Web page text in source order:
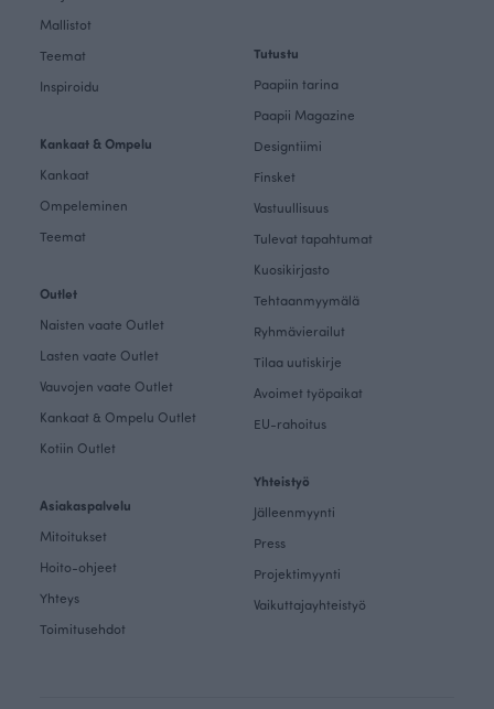
Mallistot
Teemat
Inspiroidu
Kankaat & Ompelu
Kankaat
Ompeleminen
Teemat
Outlet
Naisten vaate Outlet
Lasten vaate Outlet
Vauvojen vaate Outlet
Kankaat & Ompelu Outlet
Kotiin Outlet
Asiakaspalvelu
Mitoitukset
Hoito-ohjeet
Yhteys
Toimitusehdot
Tutustu
Paapiin tarina
Paapii Magazine
Designtiimi
Finsket
Vastuullisuus
Tulevat tapahtumat
Kuosikirjasto
Tehtaanmyymälä
Ryhmävierailut
Tilaa uutiskirje
Avoimet työpaikat
EU-rahoitus
Yhteistyö
Jälleenmyynti
Press
Projektimyynti
Vaikuttajayhteistyö